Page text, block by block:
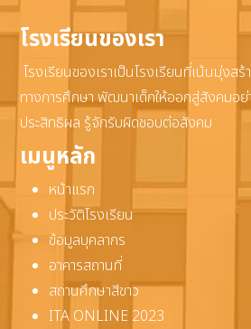
โรงเรียนของเรา
โรงเรียนของเราเป็นโรงเรียนที่เน้นมุ่ง
ทางการศึกษา พัฒนาเด็กให้ออกสู่สังคมอย่
ประสิทธิผล รู้จักรับผิดชอบต่อสังคม
เมนูหลัก
หน้าแรก
ประวัติโรงเรียน
ข้อมูลบุคลากร
อาคารสถานที่
สถานศึกษาสีขาว
ITA ONLINE 2023